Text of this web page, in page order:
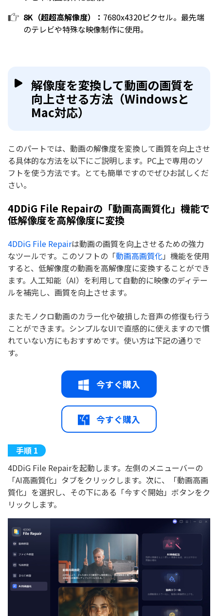
8K（超超高解像度）： 7680x4320ピクセル。最先端
のテレビや特殊な映像制作に使用。
解像度を変換して動画の画質を
向上させる方法（Windowsと
Mac対応）
このパートでは、動画の解像度を変換して画質を向上させ
る具体的な方法を以下にご説明します。PC上で専用のソ
フトを使う方法です。とても簡単ですのでぜひお試しくだ
さい。
4DDiG File Repairの「動画高画質化」機能で
低解像度を高解像度に変換
4DDiG File Repairは動画の画質を向上させるための強力
なツールです。このソフトの「動画高画質化 」機能を使用
すると、低解像度の動画を高解像度に変換することができ
ます。人工知能（AI）を利用して自動的に映像のディテー
ルを補完し、画質を向上させます。
またモノクロ動画のカラー化や破損した音声の修復も行う
ことができます。シンプルなUIで直感的に使えますので慣
れていない方にもおすすめです。使い方は下記の通りで
す。
今すぐ購入
今すぐ購入
4DDiG File Repairを起動します。左側のメニューバーの
「AI高画質化」タブをクリックします。次に、「動画高画
質化」を選択し、その下にある「今すぐ開始」ボタンをク
リックします。